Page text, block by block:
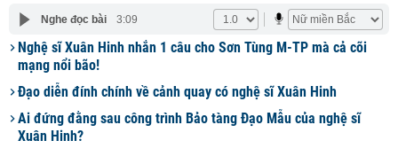
Nghe đọc bài 3:09
Nghệ sĩ Xuân Hinh nhắn 1 câu cho Sơn Tùng M-TP mà cả cõi
mạng nổi bão!
Đạo diễn đính chính về cảnh quay có nghệ sĩ Xuân Hinh
Ai đứng đằng sau công trình Bảo tàng Đạo Mẫu của nghệ sĩ
Xuân Hinh?